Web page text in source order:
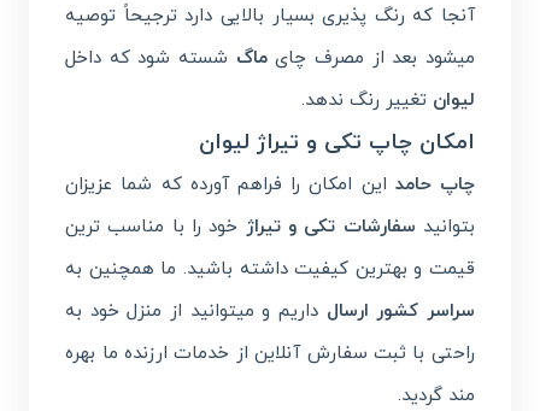
آنجا که رنگ پذیری بسیار بالایی دارد ترجیحاً توصیه
میشود بعد از مصرف چایماگ شسته شود که داخل
لیوان تغییر رنگ ندهد.
امکان چاپ تکی و تیراژ لیوان
چاپ حامد این امکان را فراهم آورده که شما عزیزان
بتوانید سفارشات تکی و تیراژ خود را با مناسب ترین
قیمت و بهترین کیفیت داشته باشید. ما همچنین به
سراسر کشور ارسال داریم و میتوانید از منزل خود به
راحتی با ثبت سفارش آنلاین از خدمات ارزنده ما بهره
مند گردید.